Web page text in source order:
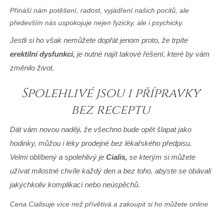
Přináší nám potěšení, radost, vyjádření našich pocitů, ale
především nás uspokojuje nejen fyzicky, ale i psychicky.
Jestli si ho však nemůžete dopřát jenom proto, že trpíte
erektilní dysfunkcí, je nutné najít takové řešení, které by vám
změnilo život.
Spolehlivé jsou i přípravky
bez receptu
Dát vám novou naději, že všechno bude opět šlapat jako
hodinky, můžou i léky prodejné bez lékařského předpisu.
Velmi oblíbený a spolehlivý je Cialis, se kterým si můžete
užívat milostné chvíle každý den a bez toho, abyste se obávali
jakýchkoliv komplikací nebo neúspěchů.
Cena Cialisuje více než přívětivá a zakoupit si ho můžete online